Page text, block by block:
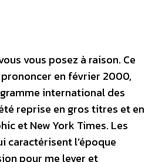
vous posez à raison. Ce
en février 2000,
international des
reprise en gros titres et en
et New York Times. Les
caractérisent l’époque
pour me lever et